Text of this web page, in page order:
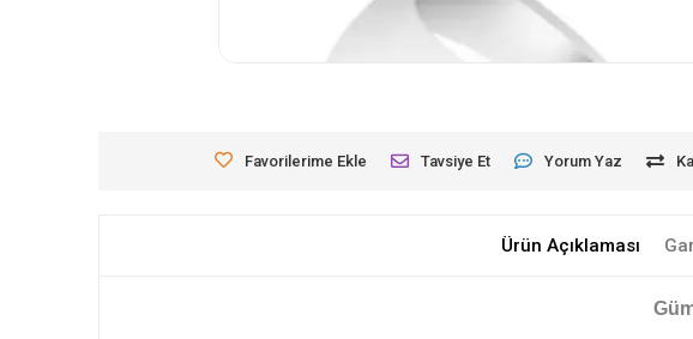
Favorilerime Ekle Tavsiye Et Yorum Yaz
Ürün Açıklaması